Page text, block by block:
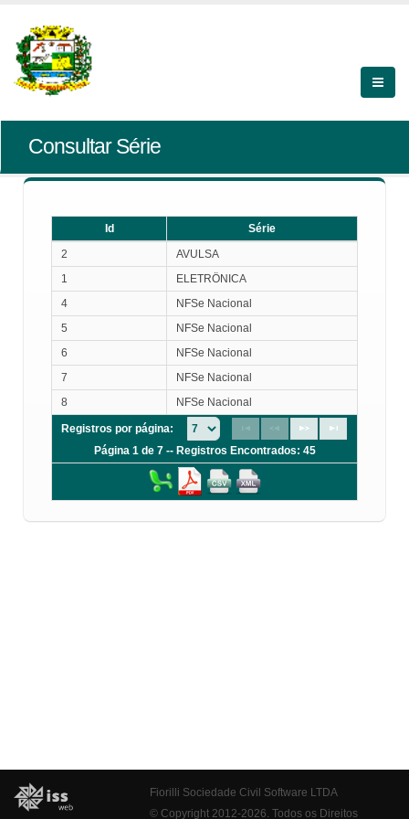
Consultar Série
Id
Série
2
AVULSA
1
ELETRÖNICA
4
NFSe Nacional
5
NFSe Nacional
6
NFSe Nacional
7
NFSe Nacional
8
NFSe Nacional
Registros por página:
Página 1 de 7 -- Registros Encontrados: 45
Fiorilli Sociedade Civil Software LTDA
© Copyright 2012-2026. Todos os Direitos